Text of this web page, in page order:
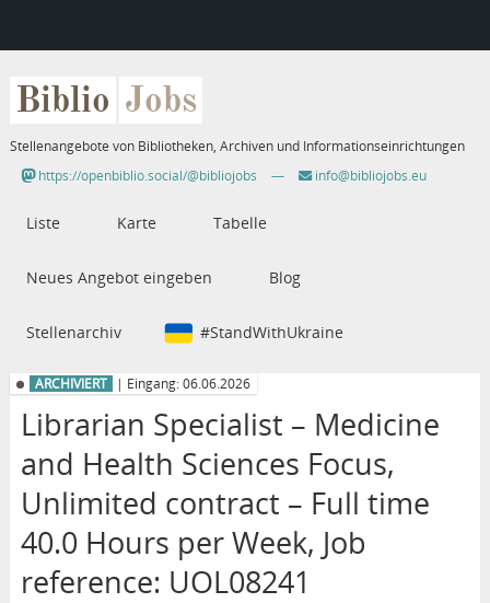
Biblio Jobs
Stellenangebote von Bibliotheken, Archiven und Informationseinrichtungen
https://openbiblio.social/@bibliojobs
— info@bibliojobs.eu
Liste Karte Tabelle
Neues Angebot eingeben Blog
Stellenarchiv #StandWithUkraine
ARCHIVIERT | Eingang: 06.06.2026
Librarian Specialist – Medicine
and Health Sciences Focus,
Unlimited contract – Full time
40.0 Hours per Week, Job
reference: UOL08241